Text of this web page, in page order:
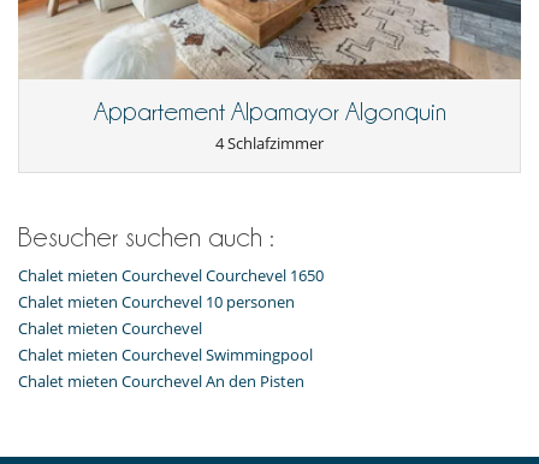
Unterhaltung, Wohlbefinden & Sport
Skiraum
Appartement Alpamayor Algonquin
4 Schlafzimmer
Besucher suchen auch :
Chalet mieten Courchevel Courchevel 1650
Chalet mieten Courchevel 10 personen
Chalet mieten Courchevel
Chalet mieten Courchevel Swimmingpool
Chalet mieten Courchevel An den Pisten